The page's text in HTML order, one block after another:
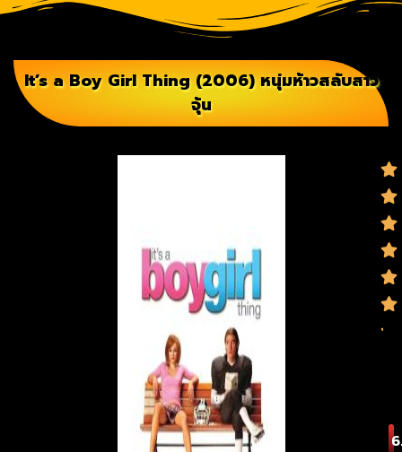
It’s a Boy Girl Thing (2006) หนุ่มห้าวสลับสาว
จุ้น